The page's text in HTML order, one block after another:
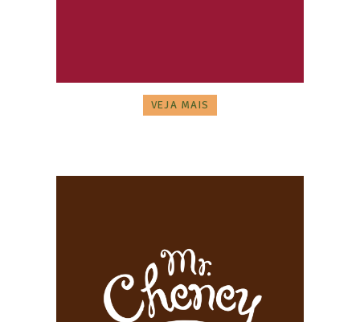
VEJA MAIS